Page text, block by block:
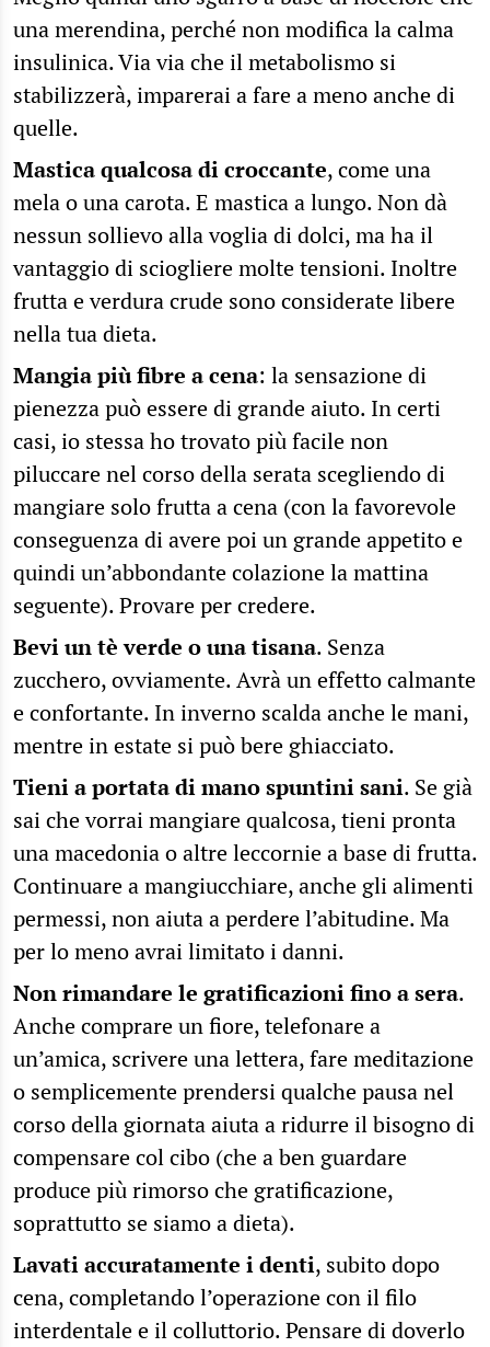
una merendina, perché non modifica la calma
insulinica. Via via che il metabolismo si
stabilizzerà, imparerai a fare a meno anche di
quelle.
Mastica qualcosa di croccante, come una
mela o una carota. E mastica a lungo. Non dà
nessun sollievo alla voglia di dolci, ma ha il
vantaggio di sciogliere molte tensioni. Inoltre
frutta e verdura crude sono considerate libere
nella tua dieta.
Mangia più fibre a cena: la sensazione di
pienezza può essere di grande aiuto. In certi
casi, io stessa ho trovato più facile non
piluccare nel corso della serata scegliendo di
mangiare solo frutta a cena (con la favorevole
conseguenza di avere poi un grande appetito e
quindi un’abbondante colazione la mattina
seguente). Provare per credere.
Bevi un tè verde o una tisana. Senza
zucchero, ovviamente. Avrà un effetto calmante
e confortante. In inverno scalda anche le mani,
mentre in estate si può bere ghiacciato.
Tieni a portata di mano spuntini sani. Se già
sai che vorrai mangiare qualcosa, tieni pronta
una macedonia o altre leccornie a base di frutta.
Continuare a mangiucchiare, anche gli alimenti
permessi, non aiuta a perdere l’abitudine. Ma
per lo meno avrai limitato i danni.
Non rimandare le gratificazioni fino a sera.
Anche comprare un fiore, telefonare a
un’amica, scrivere una lettera, fare meditazione
o semplicemente prendersi qualche pausa nel
corso della giornata aiuta a ridurre il bisogno di
compensare col cibo (che a ben guardare
produce più rimorso che gratificazione,
soprattutto se siamo a dieta).
Lavati accuratamente i denti, subito dopo
cena, completando l’operazione con il filo
interdentale e il colluttorio. Pensare di doverlo